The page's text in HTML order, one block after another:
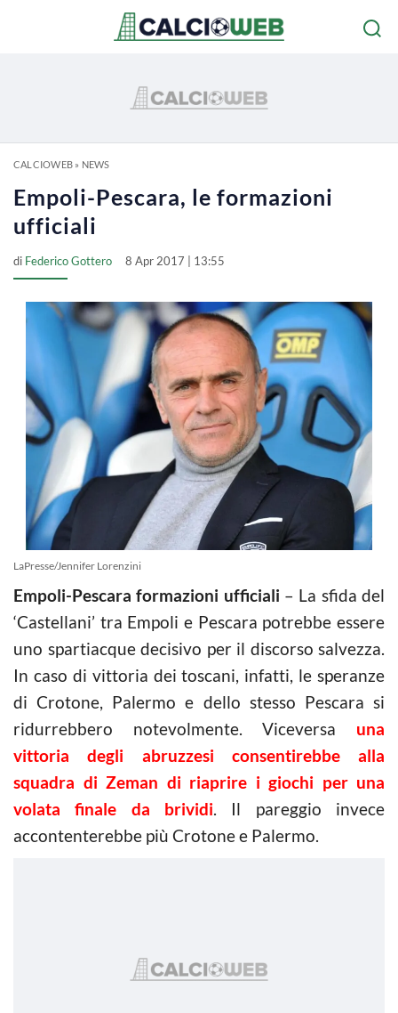
CALCIOWEB» NEWS
Empoli-Pescara, le formazioni
ufficiali
di Federico Gottero 8 Apr 2017 | 13:55
LaPresse/Jennifer Lorenzini
Empoli-Pescara formazioni ufficiali – La sfida del
‘Castellani’ tra Empoli e Pescara potrebbe essere
uno spartiacque decisivo per il discorso salvezza.
In caso di vittoria dei toscani, infatti, le speranze
di Crotone, Palermo e dello stesso Pescara si
ridurrebbero notevolmente. Viceversa una
vittoria degli abruzzesi consentirebbe alla
squadra di Zeman di riaprire i giochi per una
volata finale da brividi. Il pareggio invece
accontenterebbe più Crotone e Palermo.